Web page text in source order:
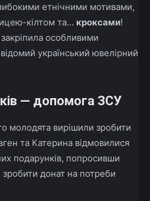
етнічними мотивами,
кілтом та… кроксами!
особливими
український ювелірний
— допомога ЗСУ
молодята вирішили зробити
та Катерина відмовилися
подарунків, попросивши
зробити донат на потреби